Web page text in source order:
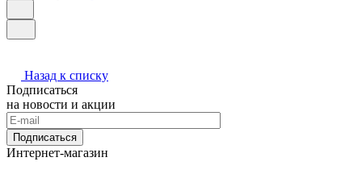
Назад к списку
Подписаться
на новости и акции
Подписаться
Интернет-магазин